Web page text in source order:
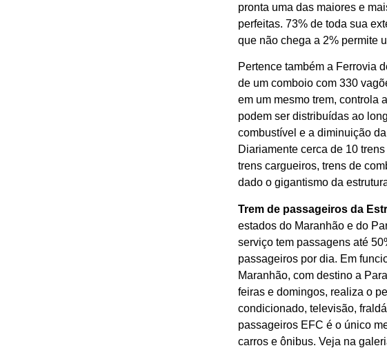
pronta uma das maiores e
perfeitas. 73% de toda sua
que não chega a 2% permite
Pertence também a Ferrovia
de um comboio com 330
em um mesmo trem, controla
podem ser distribuídas ao
combustível e a diminuição
Diariamente cerca de 10
trens cargueiros, trens de
dado o gigantismo da
Trem de passageiros da
estados do Maranhão e do
serviço tem passagens até
passageiros por dia. Em
Maranhão, com destino a
feiras e domingos, realiza o
condicionado, televisão,
passageiros EFC é o único
carros e ônibus. Veja na